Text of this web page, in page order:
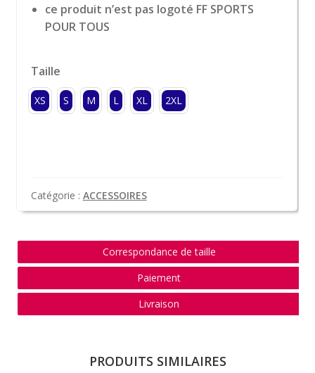
ce produit n’est pas logoté FF SPORTS
POUR TOUS
Taille
XS S M L XL 2XL
Catégorie : ACCESSOIRES
Correspondance de taille
Paiement
Livraison
PRODUITS SIMILAIRES